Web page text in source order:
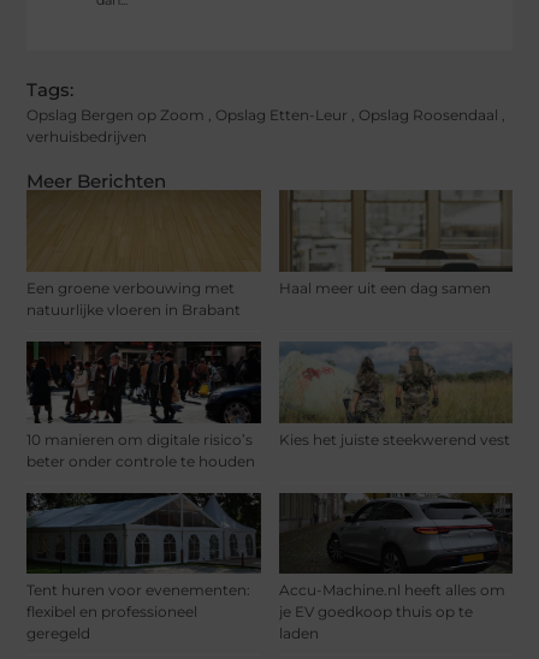
Meer Berichten
Een groene verbouwing met
natuurlijke vloeren in Brabant
Haal meer uit een dag samen
10 manieren om digitale risico’s
beter onder controle te houden
Kies het juiste steekwerend vest
Tent huren voor evenementen:
flexibel en professioneel
geregeld
Accu-Machine.nl heeft alles om
je EV goedkoop thuis op te
laden
Tags:
Opslag Bergen op Zoom Opslag Etten-Leur Opslag Roosendaal
verhuisbedrijven